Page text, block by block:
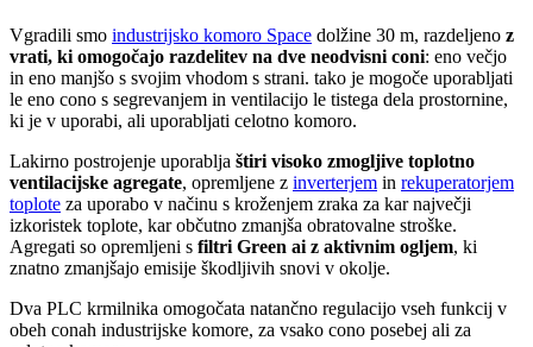
Vgradili smo industrijsko komoro Space dolžine 30 m, razdeljeno z
vrati, ki omogočajo razdelitev na dve neodvisni coni: eno večjo
in eno manjšo s svojim vhodom s strani. tako je mogoče uporabljati
le eno cono s segrevanjem in ventilacijo le tistega dela prostornine,
ki je v uporabi, ali uporabljati celotno komoro.
Lakirno postrojenje uporablja štiri visoko zmogljive toplotno
ventilacijske agregate, opremljene z inverterjem in rekuperatorjem
toplote za uporabo v načinu s kroženjem zraka za kar največji
izkoristek toplote, kar občutno zmanjša obratovalne stroške.
Agregati so opremljeni s filtri Green ai z aktivnim ogljem, ki
znatno zmanjšajo emisije škodljivih snovi v okolje.
Dva PLC krmilnika omogočata natančno regulacijo vseh funkcij v
obeh conah industrijske komore, za vsako cono posebej ali za